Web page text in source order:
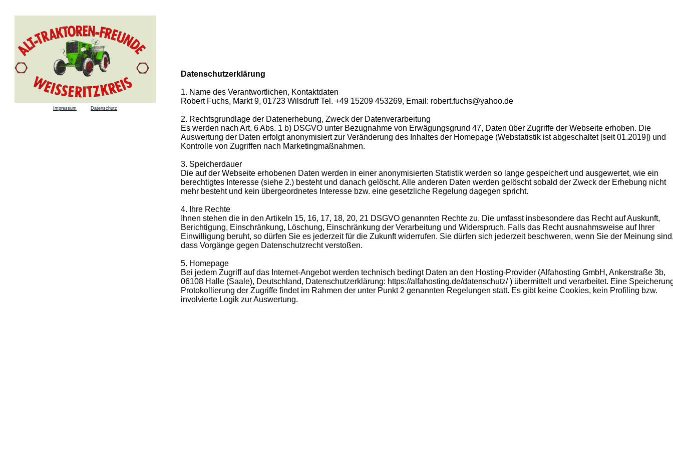
Impressum Datenschutz
Datenschutzerklärung
1. Name des Verantwortlichen, Kontaktdaten
Robert Fuchs, Markt 9, 01723 Wilsdruff Tel. +49 15209 453269, Email: robert.fuchs@yahoo.de
2. Rechtsgrundlage der Datenerhebung, Zweck der Datenverarbeitung
Es werden nach Art. 6 Abs. 1 b) DSGVO unter Bezugnahme von Erwägungsgrund 47, Daten über Zugriffe der Webseite erhoben. Die
Auswertung der Daten erfolgt anonymisiert zur Veränderung des Inhaltes der Homepage (Webstatistik ist abgeschaltet [seit 01.2019]) und
Kontrolle von Zugriffen nach Marketingmaßnahmen.
3. Speicherdauer
Die auf der Webseite erhobenen Daten werden in einer anonymisierten Statistik werden so lange gespeichert und ausgewertet, wie ein
berechtigtes Interesse (siehe 2.) besteht und danach gelöscht. Alle anderen Daten werden gelöscht sobald der Zweck der Erhebung nicht
mehr besteht und kein übergeordnetes Interesse bzw. eine gesetzliche Regelung dagegen spricht.
4. Ihre Rechte
Ihnen stehen die in den Artikeln 15, 16, 17, 18, 20, 21 DSGVO genannten Rechte zu. Die umfasst insbesondere das Recht auf Auskunft,
Berichtigung, Einschränkung, Löschung, Einschränkung der Verarbeitung und Widerspruch. Falls das Recht ausnahmsweise auf Ihrer
Einwilligung beruht, so dürfen Sie es jederzeit für die Zukunft widerrufen. Sie dürfen sich jederzeit beschweren, wenn Sie der Meinung
dass Vorgänge gegen Datenschutzrecht verstoßen.
5. Homepage
Bei jedem Zugriff auf das Internet-Angebot werden technisch bedingt Daten an den Hosting-Provider (Alfahosting GmbH, Ankerstraße 3b,
06108 Halle (Saale), Deutschland, Datenschutzerklärung: https://alfahosting.de/datenschutz/ ) übermittelt und verarbeitet. Eine
Protokollierung der Zugriffe findet im Rahmen der unter Punkt 2 genannten Regelungen statt. Es gibt keine Cookies, kein Profiling bzw.
involvierte Logik zur Auswertung.